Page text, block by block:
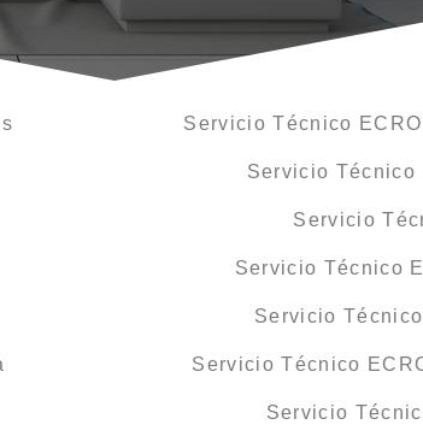
Servicio Técnico
Servicio Técnico
Servicio
Servicio Técnico
Servicio
Servicio Técnico
Servicio